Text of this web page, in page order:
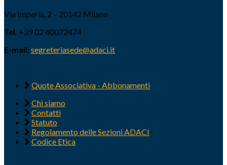
Via Imperia, 2 – 20142 Milano
Tel. +39 02 40072474
E-mail: segreteriasede@adaci.it
Quote Associativa - Abbonamenti
Chi siamo
Contatti
Statuto
Regolamento delle Sezioni ADACI
Codice Etica